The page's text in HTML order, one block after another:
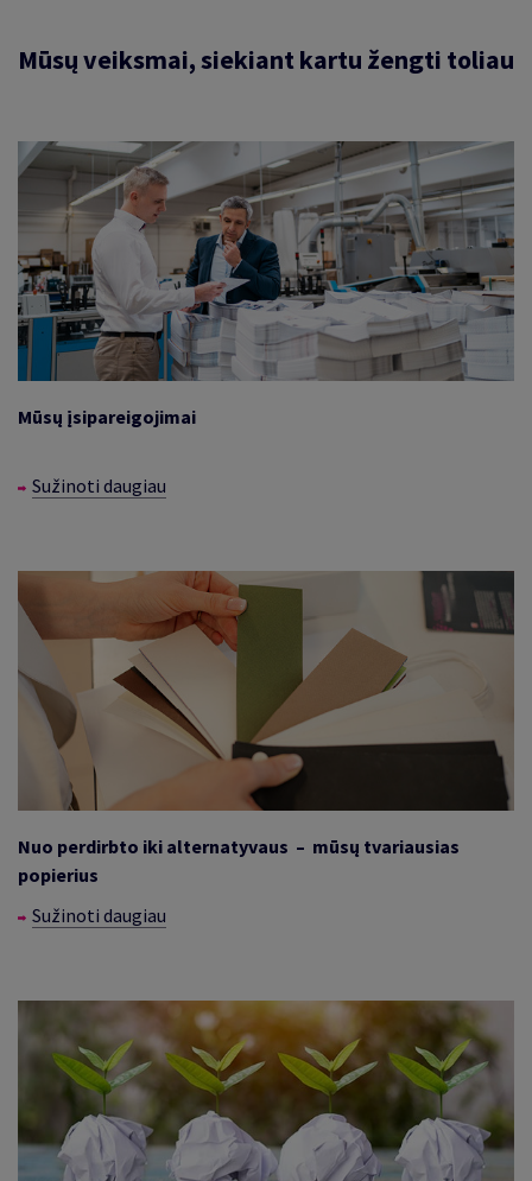
Mūsų veiksmai, siekiant kartu žengti toliau
Mūsų įsipareigojimai
Sužinoti daugiau
Nuo perdirbto iki alternatyvaus – mūsų tvariausias
popierius
Sužinoti daugiau